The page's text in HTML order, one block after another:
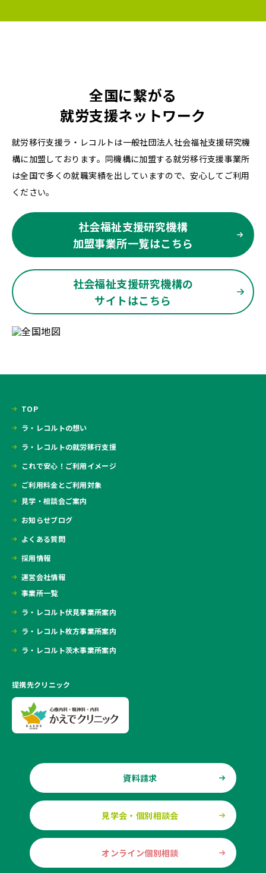
全国に繋がる
就労支援ネットワーク
就労移行支援ラ・レコルトは一般社団法人社会福祉支援研究機
構に加盟しております。同機構に加盟する就労移行支援事業所
は全国で多くの就職実績を出していますので、安心してご利用
ください。
社会福祉支援研究機構
加盟事業所一覧はこちら
社会福祉支援研究機構の
サイトはこちら
TOP
ラ・レコルトの想い
ラ・レコルトの就労移行支援
これで安心！ご利用イメージ
ご利用料金とご利用対象
見学・相談会ご案内
お知らせブログ
よくある質問
採用情報
運営会社情報
事業所一覧
ラ・レコルト伏見事業所案内
ラ・レコルト枚方事業所案内
ラ・レコルト茨木事業所案内
提携先クリニック
資料請求
見学会・個別相談会
オンライン個別相談